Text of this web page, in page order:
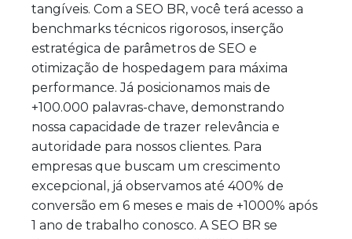
tangíveis. Com a SEO BR, você terá acesso a
benchmarks técnicos rigorosos, inserção
estratégica de parâmetros de SEO e
otimização de hospedagem para máxima
performance. Já posicionamos mais de
+100.000 palavras-chave, demonstrando
nossa capacidade de trazer relevância e
autoridade para nossos clientes. Para
empresas que buscam um crescimento
excepcional, já observamos até 400% de
conversão em 6 meses e mais de +1000% após
1 ano de trabalho conosco. A SEO BR se